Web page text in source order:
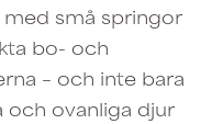
små springor
bo- och
– och inte bara
och ovanliga djur